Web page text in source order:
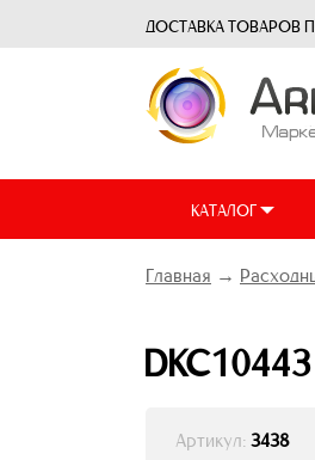
ДОСТАВКА ТОВАРОВ
КАТАЛОГ
Главная →
Артикул: 3438